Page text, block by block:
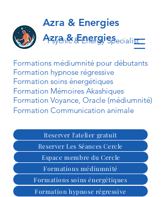
Azra & Energies
Psychic & Energy Specialist
Azra & Energies
Formations médiumnité pour débutants
Formation soins énergétiques
Reserver l'atelier gratuit
Reserver Les Séances Cercle
Espace membre du Cercle
Formation hypnose régressive
Formations médiumnité
Formations soins énergétiques
Formation hypnose régressive
Formation Mémoires Akashiques
Formation Voyance, Oracle (médiumnité)
Formation Communication animale